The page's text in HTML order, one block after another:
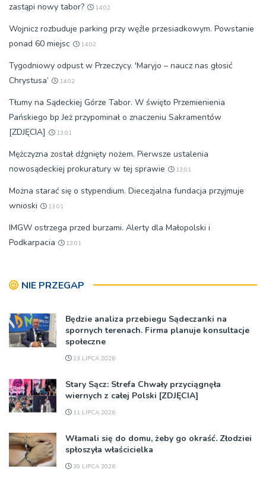
zastąpi nowy tabor?
14:02
Wojnicz rozbuduje parking przy węźle przesiadkowym. Powstanie
ponad 60 miejsc
14:02
Tygodniowy odpust w Przeczycy. 'Maryjo – naucz nas głosić
Chrystusa’
14:02
Tłumy na Sądeckiej Górze Tabor. W święto Przemienienia
Pańskiego bp Jeż przypominał o znaczeniu Sakramentów
[ZDJĘCIA]
13:01
Mężczyzna został dźgnięty nożem. Pierwsze ustalenia
nowosądeckiej prokuratury w tej sprawie
13:01
Można starać się o stypendium. Diecezjalna fundacja przyjmuje
wnioski
13:01
IMGW ostrzega przed burzami. Alerty dla Małopolski i
Podkarpacia
13:01
NIE PRZEGAP
Będzie analiza przebiegu Sądeczanki na
spornych terenach. Firma planuje konsultacje
społeczne
23 LIPCA 2026
Stary Sącz: Strefa Chwały przyciągnęła
wiernych z całej Polski [ZDJĘCIA]
11 LIPCA 2026
Włamali się do domu, żeby go okraść. Złodziei
spłoszyła właścicielka
30 LIPCA 2026